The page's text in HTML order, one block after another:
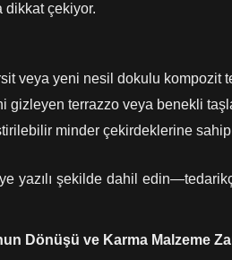
dikkat çekiyor.
veya yeni nesil dokulu kompozit
gizleyen terrazzo veya benekli
minder çekirdeklerine
yazılı şekilde dahil
Dönüşü ve Karma Malzeme